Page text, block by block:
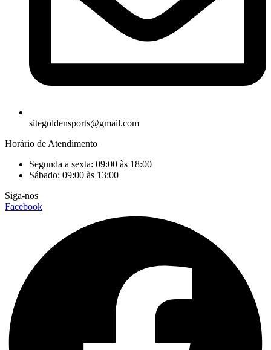
sitegoldensports@gmail.com
Horário de Atendimento
Segunda a sexta: 09:00 às 18:00
Sábado: 09:00 às 13:00
Siga-nos
Facebook